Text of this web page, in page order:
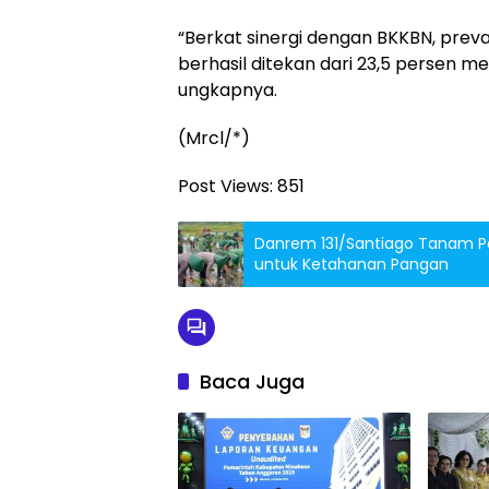
“Berkat sinergi dengan BKKBN,
berhasil ditekan dari 23,5 persen
ungkapnya.
(Mrcl/*)
Post Views: 851
Danrem 131/Santiago Tanam
untuk Ketahanan Pangan
Baca Juga